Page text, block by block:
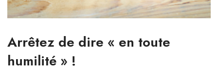
Arrêtez de dire « en toute
humilité » !